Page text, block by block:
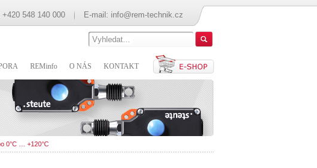
+420 548 140 000 E-mail: info@rem-technik.cz
REMinfo O NÁS KONTAKT
0°C … +120°C